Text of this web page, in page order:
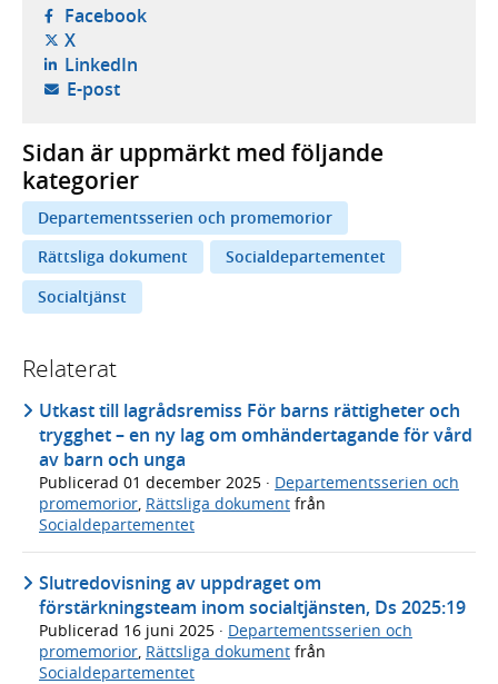
Facebook- öppnas i ny flik, extern webbplats,
X- öppnas i ny flik, extern webbplats,
LinkedIn- öppnas i ny flik, extern webbplats,
E-post- öppnar din e-postklient,
Sidan är uppmärkt med följande
kategorier
Departementsserien och promemorior
Rättsliga dokument
Socialdepartementet
Socialtjänst
Relaterat
Utkast till lagrådsremiss För barns rättigheter och
trygghet – en ny lag om omhändertagande för vård
av barn och unga
Publicerad 01 december 2025 · Departementsserien och
promemorior, Rättsliga dokument från
Socialdepartementet
Slutredovisning av uppdraget om
förstärkningsteam inom socialtjänsten, Ds 2025:19
Publicerad 16 juni 2025 · Departementsserien och
promemorior Rättsliga dokument från
Socialdepartementet